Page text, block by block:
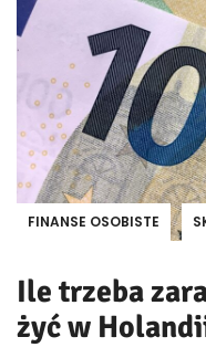
FINANSE OSOBISTE
Ile trzeba
żyć w